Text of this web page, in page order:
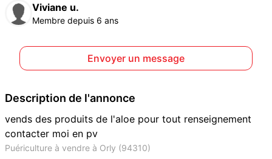
Viviane u.
Membre depuis 6 ans
Envoyer un message
Description de l'annonce
vends des produits de l'aloe pour tout renseignement
contacter moi en pv
Puériculture à vendre à Orly (94310)